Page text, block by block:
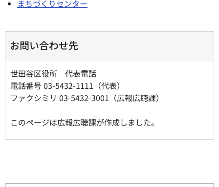
まちづくりセンター
お問い合わせ先
世田谷区役所 代表電話
電話番号 03-5432-1111（代表）
ファクシミリ 03-5432-3001（広報広聴課）
このページは広報広聴課が作成しました。